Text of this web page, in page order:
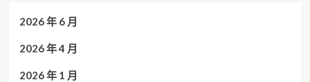
2026 年 6 月
2026 年 4 月
2026 年 1 月